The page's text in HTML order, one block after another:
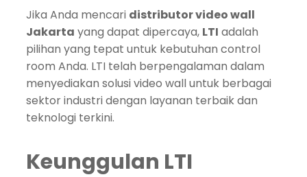
Jika Anda mencari distributor video wall
Jakarta yang dapat dipercaya, LTI adalah
pilihan yang tepat untuk kebutuhan control
room Anda. LTI telah berpengalaman dalam
menyediakan solusi video wall untuk berbagai
sektor industri dengan layanan terbaik dan
teknologi terkini.
Keunggulan LTI